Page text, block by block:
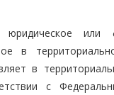
юридическое или
в
в
с